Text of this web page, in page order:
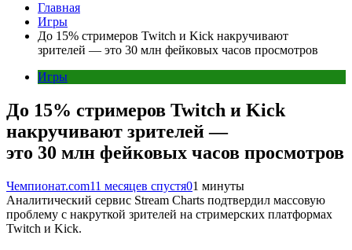
Главная
Игры
До 15% стримеров Twitch и Kick накручивают
зрителей — это 30 млн фейковых часов просмотров
Игры
До 15% стримеров Twitch и Kick
накручивают зрителей —
это 30 млн фейковых часов просмотров
Чемпионат.com11 месяцев спустя01 минуты
Аналитический сервис Stream Charts подтвердил массовую
проблему с накруткой зрителей на стримерских платформах
Twitch и Kick.